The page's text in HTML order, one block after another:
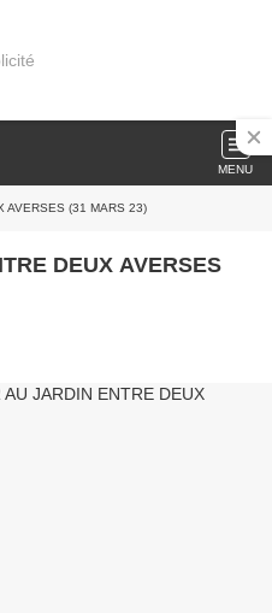
MENU
AVERSES (31 MARS 23)
DEUX AVERSES